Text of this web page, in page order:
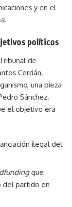
y en el
políticos
de
Cerdán,
una pieza
Sánchez.
el objetivo era
ilegal del
que
del partido en